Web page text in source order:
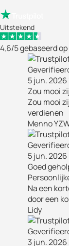
Uitstekend
4,6/5 gebaseerd
5 jun. 2026
Zou mooi
Zou mooi
verdienen
Menno
5 jun.
Goed
Na een
door een
Lidy
3 jun.